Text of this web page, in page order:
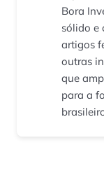
Bora
sólido e
artigos
outras
que
para a